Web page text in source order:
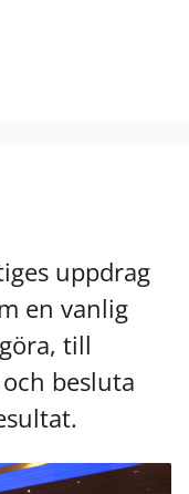
uppdrag
en vanlig
till
besluta